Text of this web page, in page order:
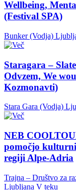
Wellbeing,
(Festival SPA)
Bunker (Vodja)
Staragara –
Odvzem, We
Kozmonavti)
Stara Gara (Vodja)
NEB
pomočjo
regiji Alpe-Adria
Trajna – Društvo za
Ljubljana V teku